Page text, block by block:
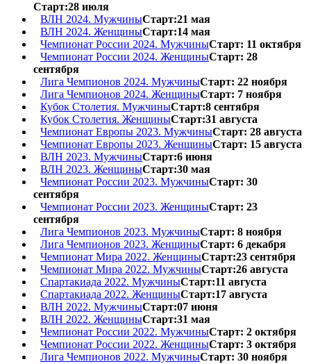
Старт:28 июля
ВЛН 2024. МужчиныСтарт:21 мая
ВЛН 2024. ЖенщиныСтарт:14 мая
Чемпионат России 2024. МужчиныСтарт: 11 октября
Чемпионат России 2024. ЖенщиныСтарт: 28
сентября
Лига Чемпионов 2024. МужчиныСтарт: 22 ноября
Лига Чемпионов 2024. ЖенщиныСтарт: 7 ноября
Кубок Столетия. МужчиныСтарт:8 сентября
Кубок Столетия. ЖенщиныСтарт:31 августа
Чемпионат Европы 2023. МужчиныСтарт: 28 августа
Чемпионат Европы 2023. ЖенщиныСтарт: 15 августа
ВЛН 2023. МужчиныСтарт:6 июня
ВЛН 2023. ЖенщиныСтарт:30 мая
Чемпионат России 2023. МужчиныСтарт: 30
сентября
Чемпионат России 2023. ЖенщиныСтарт: 23
сентября
Лига Чемпионов 2023. МужчиныСтарт: 8 ноября
Лига Чемпионов 2023. ЖенщиныСтарт: 6 декабря
Чемпионат Мира 2022. ЖенщиныСтарт:23 сентября
Чемпионат Мира 2022. МужчиныСтарт:26 августа
Спартакиада 2022. МужчиныСтарт:11 августа
Спартакиада 2022. ЖенщиныСтарт:17 августа
ВЛН 2022. МужчиныСтарт:07 июня
ВЛН 2022. ЖенщиныСтарт:31 мая
Чемпионат России 2022. МужчиныСтарт: 2 октября
Чемпионат России 2022. ЖенщиныСтарт: 3 октября
Лига Чемпионов 2022. МужчиныСтарт: 30 ноября